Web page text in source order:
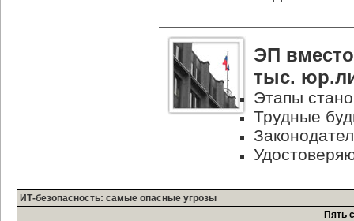
ЭП
тыс.
Этапы
Трудные
ИТ-безопасность: самые опасные угрозы
Пять